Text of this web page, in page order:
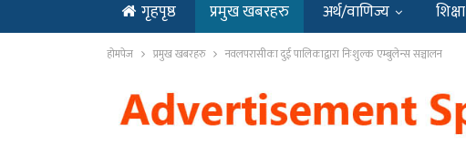
गृहपृष्ठ प्रमुख खबरहरु अर्थ/वाणिज्य शिक्षा
ENGLISH
होमपेज प्रमुख खबरहरु नवलपरासीका दुई पालिकाद्वारा निःशुल्क एम्बुलेन्स सञ्चालन